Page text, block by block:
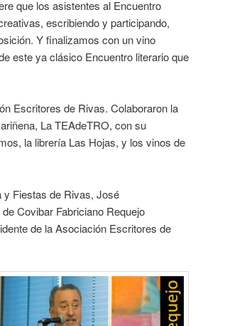
que los asistentes al Encuentro
escribiendo y participando,
Y finalizamos con un vino
este ya clásico Encuentro literario que
Escritores de Rivas. Colaboraron la
La TEAdeTRO, con su
la librería Las Hojas, y los vinos de
y Fiestas de Rivas, José
Covibar Fabriciano Requejo
de la Asociación Escritores de